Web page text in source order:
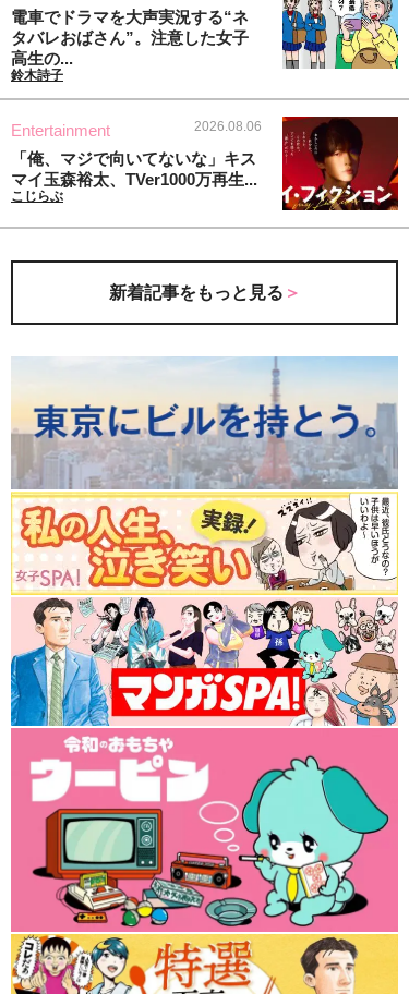
電車でドラマを大声実況する“ネ
タバレおばさん”。注意した女子
高生の...
鈴木詩子
Entertainment 2026.08.06
「俺、マジで向いてないな」キス
マイ玉森裕太、TVer1000万再生...
こじらぶ
新着記事をもっと見る